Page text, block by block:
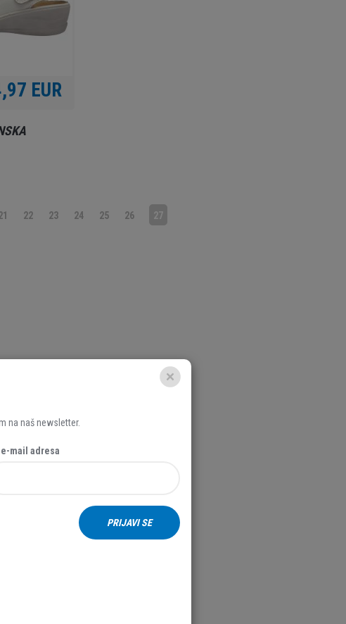
EUR
22 23 24 25 26 27
na naš newsletter.
e-mail adresa
PRIJAVI SE